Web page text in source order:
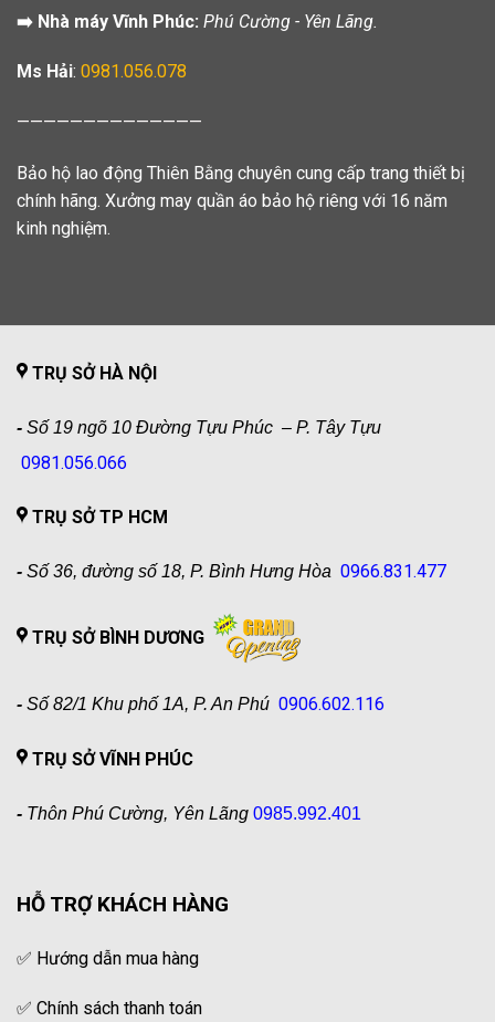
➡️ Nhà máy Vĩnh Phúc: Phú Cường - Yên Lãng.
Ms Hải: 0981.056.078
——————————————
Bảo hộ lao động Thiên Bằng chuyên cung cấp trang thiết bị
chính hãng. Xưởng may quần áo bảo hộ riêng với 16 năm
kinh nghiệm.
TRỤ SỞ HÀ NỘI
- Số 19 ngõ 10 Đường Tựu Phúc – P. Tây Tựu
0981.056.066
TRỤ SỞ TP HCM
- Số 36, đường số 18, P. Bình Hưng Hòa 0966.831.477
TRỤ SỞ BÌNH DƯƠNG
- Số 82/1 Khu phố 1A, P. An Phú 0906.602.116
TRỤ SỞ VĨNH PHÚC
- Thôn Phú Cường, Yên Lãng 0985.992.401
HỖ TRỢ KHÁCH HÀNG
✅ Hướng dẫn mua hàng
✅ Chính sách thanh toán